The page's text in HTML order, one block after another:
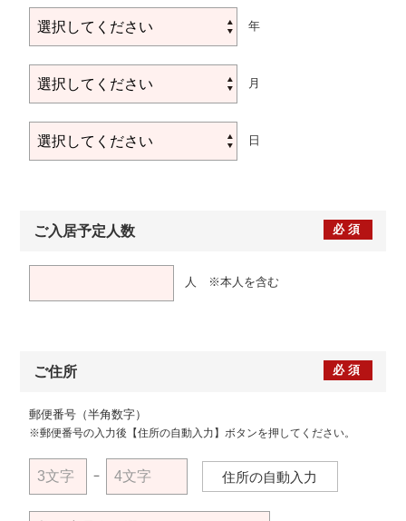
年
月
日
必須
ご入居予定人数
人 ※本人を含む
必須
ご住所
郵便番号（半角数字）
※郵便番号の入力後【住所の自動入力】ボタンを押してください。
－ 住所の自動入力